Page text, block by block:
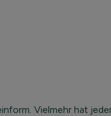
Vielmehr hat